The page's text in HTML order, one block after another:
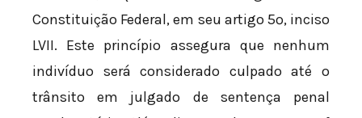
Constituição Federal, em seu artigo 5º, inciso
LVII. Este princípio assegura que nenhum
indivíduo será considerado culpado até o
trânsito em julgado de sentença penal